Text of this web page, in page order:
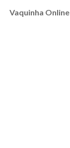
Vaquinha Online